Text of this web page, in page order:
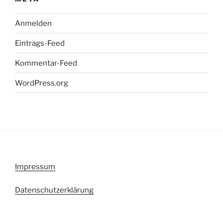
Anmelden
Eintrags-Feed
Kommentar-Feed
WordPress.org
Impressum
Datenschutzerklärung